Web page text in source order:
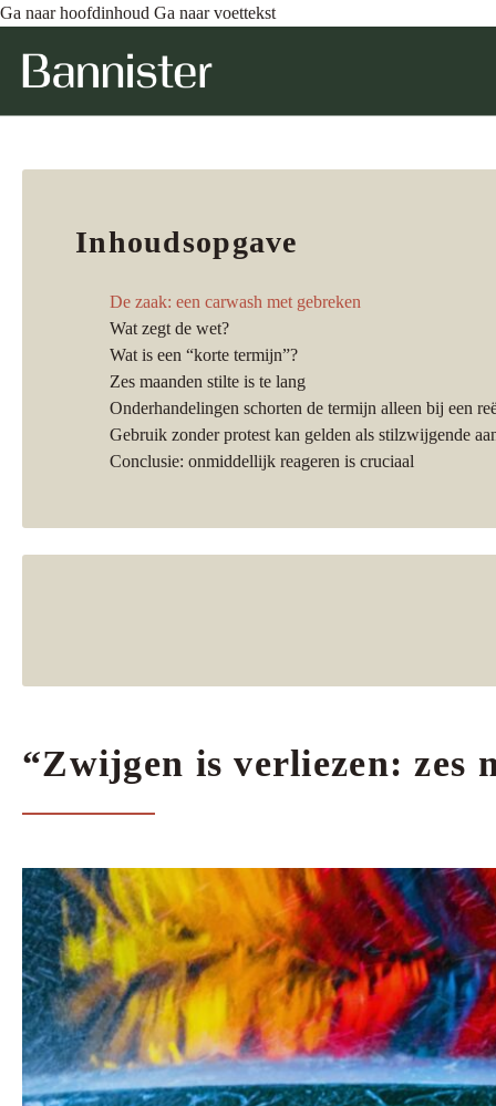
Ga naar hoofdinhoud Ga naar voettekst
Inhoudsopgave
De zaak: een carwash met gebreken
Wat zegt de wet?
Wat is een “korte termijn”?
Zes maanden stilte is te lang
Onderhandelingen schorten de termijn alleen bij een
Gebruik zonder protest kan gelden als stilzwijgende
Conclusie: onmiddellijk reageren is cruciaal
“Zwijgen is verliezen: zes